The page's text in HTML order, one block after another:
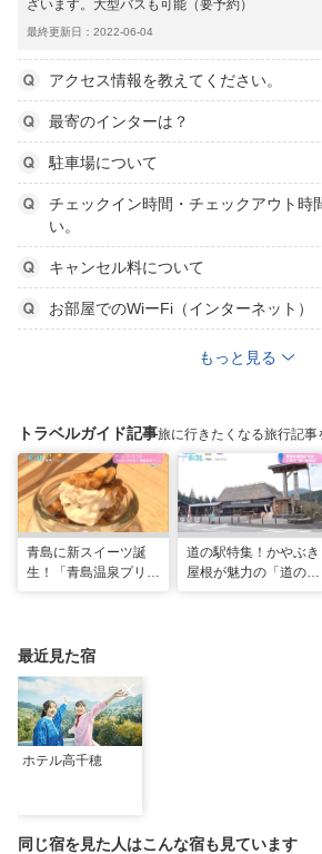
ざいます。大型バスも可能（要予約）
最終更新日：2022-06-04
アクセス情報を教えてください。
最寄のインターは？
駐車場について
チェックイン時間・チェックアウト時
い。
キャンセル料について
お部屋でのWiーFi（インターネット）
もっと見る
トラベルガイド記事旅に行きたくなる旅行記事
青島に新スイーツ誕
生！「青島温泉プリ
道の駅特集！かやぶき
屋根が魅力の「道の駅
最近見た宿
ホテル高千穂
同じ宿を見た人はこんな宿も見ています